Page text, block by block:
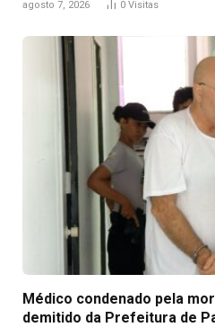
agosto 7, 2026 0 Visitas
Médico condenado pela
demitido da Prefeitura de